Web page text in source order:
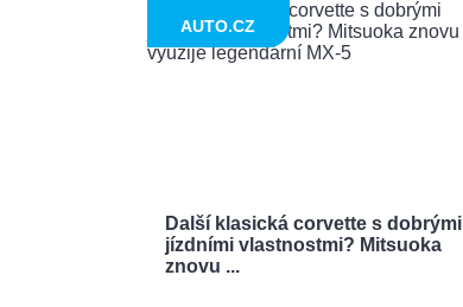
Další klasická corvette s dobrými
jízdními vlastnostmi? Mitsuoka
znovu ...
AUTO.CZ